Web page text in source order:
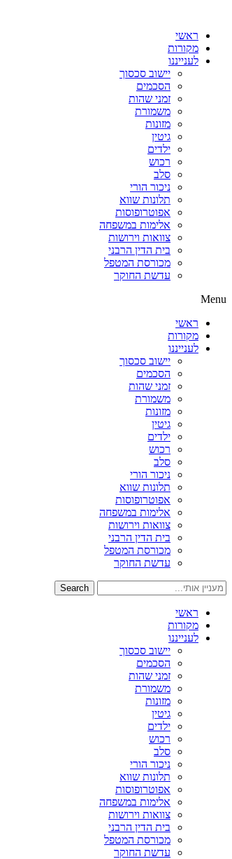
ראשי
מקורות
לענייננו
יישוב סכסוך
הסכמים
זמני שהות
משמורת
מזונות
גיטין
ילדים
רכוש
סלב
ניכור הורי
תלונות שווא
אפוטרופוסות
אלימות במשפחה
צוואות וירושות
בית הדין הרבני
מכורסת המטפל
עדשת החוקר
Menu
ראשי
מקורות
לענייננו
יישוב סכסוך
הסכמים
זמני שהות
משמורת
מזונות
גיטין
ילדים
רכוש
סלב
ניכור הורי
תלונות שווא
אפוטרופוסות
אלימות במשפחה
צוואות וירושות
בית הדין הרבני
מכורסת המטפל
עדשת החוקר
Search
ראשי
מקורות
לענייננו
יישוב סכסוך
הסכמים
זמני שהות
משמורת
מזונות
גיטין
ילדים
רכוש
סלב
ניכור הורי
תלונות שווא
אפוטרופוסות
אלימות במשפחה
צוואות וירושות
בית הדין הרבני
מכורסת המטפל
עדשת החוקר